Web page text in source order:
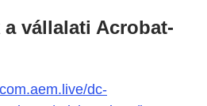
vállalati Acrobat-
dc-